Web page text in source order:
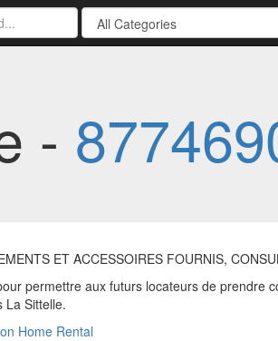
-
ET ACCESSOIRES FOURNIS,
permettre aux futurs locateurs de prendre
La Sittelle.
Home Rental